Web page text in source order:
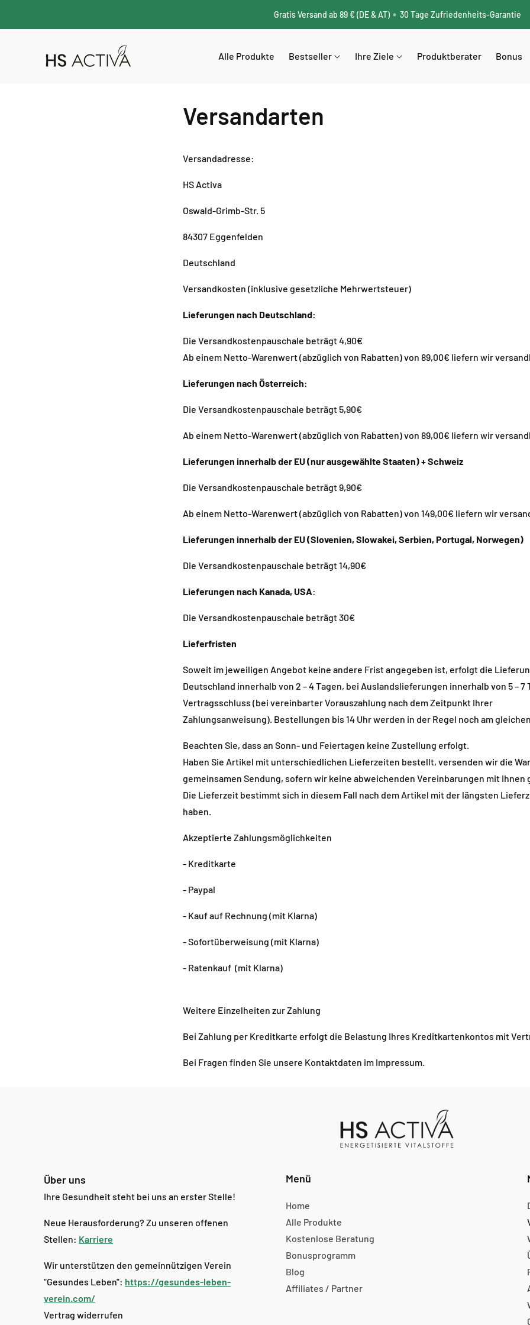
Gratis Versand ab 89 € (DE & AT) 30 Tage Zufriedenheits-Garantie
Alle Produkte Bestseller Ihre Ziele Produktberater Bonus
Versandarten
Versandadresse:
HS Activa
Oswald-Grimb-Str. 5
84307 Eggenfelden
Deutschland
Versandkosten (inklusive gesetzliche Mehrwertsteuer)
Lieferungen nach Deutschland:
Die Versandkostenpauschale beträgt 4,90€
Ab einem Netto-Warenwert (abzüglich von Rabatten) von 89,00€ liefern wir
Lieferungen nach Österreich:
Die Versandkostenpauschale beträgt 5,90€
Ab einem Netto-Warenwert (abzüglich von Rabatten)von 89,00€ liefern wir
Lieferungen innerhalb der EU (nur ausgewählte Staaten) + Schweiz
Die Versandkostenpauschale beträgt 9,90€
Ab einem Netto-Warenwert (abzüglich von Rabatten)von 149,00€ liefern wir
Lieferungen innerhalb der EU (Slovenien, Slowakei, Serbien, Portugal, Norwegen)
Die Versandkostenpauschale beträgt14,90€
Lieferungen nach Kanada, USA:
Die Versandkostenpauschale beträgt 30€
Lieferfristen
Soweit im jeweiligen Angebot keine andere Frist angegeben ist, erfolgt die
Deutschland innerhalb von 2 – 4 Tagen, bei Auslandslieferungen innerhalb von 5 – 7
Vertragsschluss (bei vereinbarter Vorauszahlung nach dem Zeitpunkt Ihrer
Zahlungsanweisung). Bestellungen bis 14 Uhr werden in der Regel noch am
Beachten Sie, dass an Sonn- und Feiertagen keine Zustellung erfolgt.
Haben Sie Artikel mit unterschiedlichen Lieferzeiten bestellt, versenden wir die
gemeinsamen Sendung, sofern wir keine abweichenden Vereinbarungen mit Ihnen
Die Lieferzeit bestimmt sich in diesem Fall nach dem Artikel mit der längsten
haben.
Akzeptierte Zahlungsmöglichkeiten
- Kreditkarte
- Paypal
- Kauf auf Rechnung (mit Klarna)
- Sofortüberweisung (mit Klarna)
- Ratenkauf (mit Klarna)
Weitere Einzelheiten zur Zahlung
Bei Zahlung per Kreditkarte erfolgt die Belastung Ihres Kreditkartenkontos mit
Bei Fragen finden Sie unsere Kontaktdaten im Impressum.
Über uns
Ihre Gesundheit steht bei uns an erster Stelle!
Neue Herausforderung? Zu unseren offenen
Stellen: Karriere
Wir unterstützen den gemeinnützigen Verein
"Gesundes Leben": https://gesundes-leben-
verein.com/
Vertrag widerrufen
Menü
Home
Alle Produkte
Kostenlose Beratung
Bonusprogramm
Blog
Affiliates / Partner